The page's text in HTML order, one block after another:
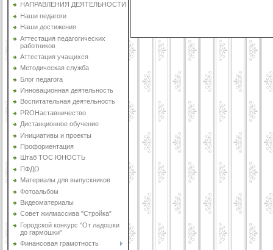
НАПРАВЛЕНИЯ ДЕЯТЕЛЬНОСТИ
Наши педагоги
Наши достижения
Аттестация педагогических
работников
Аттестация учащихся
Методическая служба
Блог педагога
Инновационная деятельность
Воспитательная деятельность
PROНаставничество
Дистанционное обучение
Инициативы и проекты
Профориентация
Штаб ТОС ЮНОСТЬ
ПФДО
Материалы для выпускников
Фотоальбом
Видеоматериалы
Совет жилмассива "Стройка"
Городской конкурс "От ладошки
до гармошки"
Финансовая грамотность